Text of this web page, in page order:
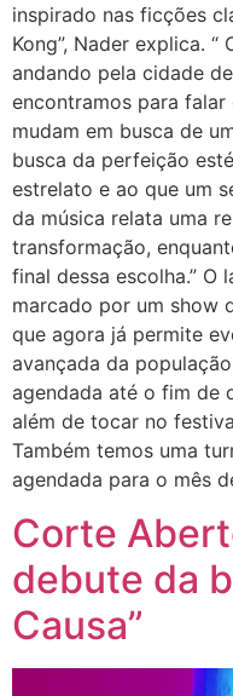
inspirado nas ficções
Kong”, Nader explica.
andando pela cidade
encontramos para falar
mudam em busca de
busca da perfeição
estrelato e ao que um
da música relata uma
transformação,
final dessa escolha.” O
marcado por um show
que agora já permite
avançada da
agendada até o fim de
além de tocar no
Também temos uma
agendada para o mês
Corte
debute da
Causa”